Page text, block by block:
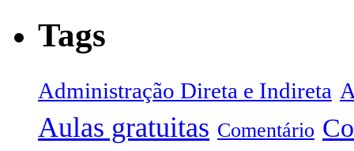
Tags
Administração Direta e Indireta
Aulas gratuitas Comentário